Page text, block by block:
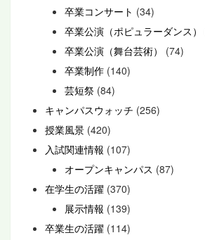
卒業コンサート (34)
卒業公演（ポピュラーダンス）
卒業公演（舞台芸術）
(74)
卒業制作 (140)
芸短祭 (84)
キャンパスウォッチ (256)
授業風景 (420)
入試関連情報 (107)
オープンキャンパス (87)
在学生の活躍 (370)
展示情報 (139)
卒業生の活躍 (114)